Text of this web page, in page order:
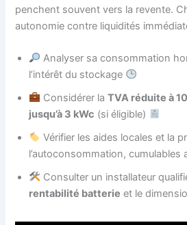
penchent souvent vers la revente.
autonomie contre liquidités
Analyser sa consommation
l’intérêt du stockage
Considérer laTVA réduite à
jusqu’à 3 kWc (si éligible)
Vérifier les aides locales et la
l’autoconsommation, cumulables
Consulter un installateur
rentabilité batterie et le